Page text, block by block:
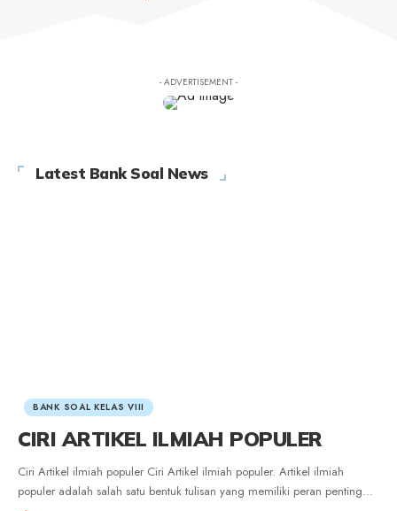
- ADVERTISEMENT -
Latest Bank Soal News
BANK SOAL KELAS VIII
CIRI ARTIKEL ILMIAH POPULER
Ciri Artikel ilmiah populer Ciri Artikel ilmiah populer. Artikel ilmiah
populer adalah salah satu bentuk tulisan yang memiliki peran penting…